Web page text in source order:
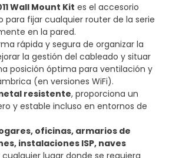
Wall Mount Kit es el accesorio
para fijar cualquier router de la serie
en la pared.
rápida y segura de organizar la
la gestión del cableado y situar
posición óptima para ventilación y
(en versiones WiFi).
resistente, proporciona un
y estable incluso en entornos de
oficinas, armarios de
instalaciones ISP, naves
cualquier lugar donde se requiera